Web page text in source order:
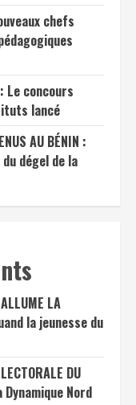
chefs
: Le concours
lancé
AU BÉNIN :
dégel de la
LA
la jeunesse du
DU
Dynamique Nord